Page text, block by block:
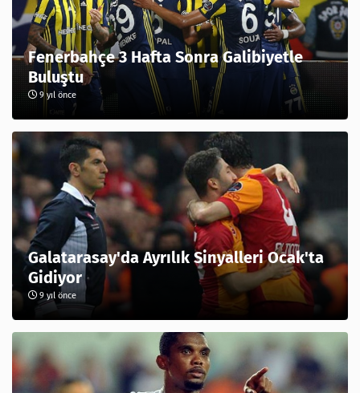
Fenerbahçe 3 Hafta Sonra Galibiyetle
Buluştu
9 yıl önce
Galatarasay'da Ayrılık Sinyalleri Ocak'ta
Gidiyor
9 yıl önce